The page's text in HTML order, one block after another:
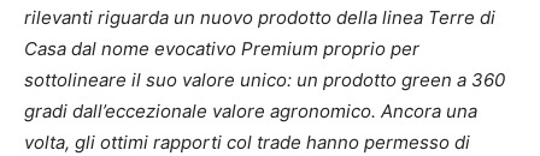
rilevanti riguarda un nuovo prodotto della linea Terre di
Casa dal nome evocativo Premium proprio per
sottolineare il suo valore unico: un prodotto green a 360
gradi dall’eccezionale valore agronomico. Ancora una
volta, gli ottimi rapporti col trade hanno permesso di